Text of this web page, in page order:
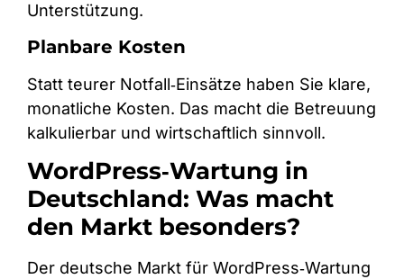
Unterstützung.
Planbare Kosten
Statt teurer Notfall‑Einsätze haben Sie klare,
monatliche Kosten. Das macht die Betreuung
kalkulierbar und wirtschaftlich sinnvoll.
WordPress‑Wartung in
Deutschland: Was macht
den Markt besonders?
Der deutsche Markt für WordPress‑Wartung